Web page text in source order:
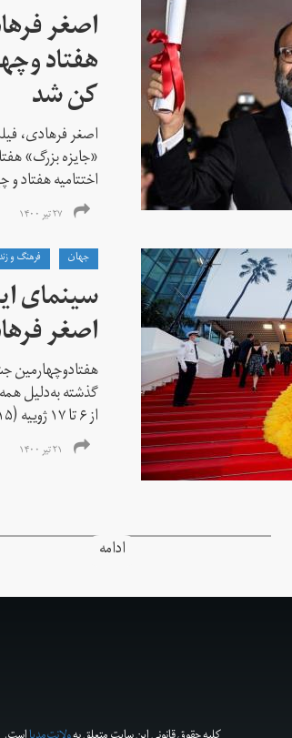
اصغر
هفتاد‌
کن شد
اصغر فرهادی،
«جایزه بزرگ»
اختتامیه هفتاد
۲۷ تیر ۱۴۰۰
جهان
فرهنگ و
سینمای
اصغر
هفتادوچهارمین
گذشته به‌دلیل
از ۶ تا ۱۷ ژوییه (۱۵ تا...
۲۱ تیر ۱۴۰۰
ادامه